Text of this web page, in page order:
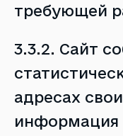
требующей
3.3.2. Сайт
адресах
информация